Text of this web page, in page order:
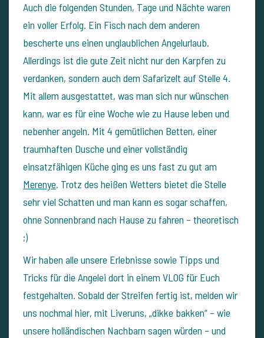
Auch die folgenden Stunden, Tage und Nächte waren
ein voller Erfolg. Ein Fisch nach dem anderen
bescherte uns einen unglaublichen Angelurlaub.
Allerdings ist die gute Zeit nicht nur den Karpfen zu
verdanken, sondern auch dem Safarizelt auf Stelle 4.
Mit allem ausgestattet, was man sich nur wünschen
kann, war es für eine Woche wie zu Hause leben und
nebenher angeln. Mit 4 gemütlichen Betten, einer
traumhaften Dusche und einer vollständig
einsatzfähigen Küche ging es uns fast zu gut am
Merenye. Trotz des heißen Wetters bietet die Stelle
sehr viel Schatten und man kann es sogar schaffen,
ohne Sonnenbrand nach Hause zu fahren – theoretisch
;)
Wir haben alle unsere Erlebnisse sowie Tipps und
Tricks für die Angelei dort in einem VLOG für Euch
festgehalten. Sobald der Streifen fertig ist, melden wir
uns nochmal hier, mit Liveruns, „dikke bakken“ – wie
unsere holländischen Nachbarn sagen würden – und